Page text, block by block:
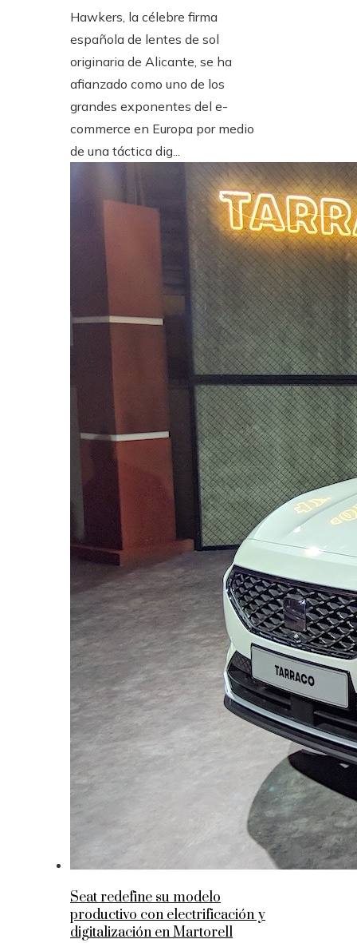
Hawkers, la célebre firma
española de lentes de sol
originaria de Alicante, se ha
afianzado como uno de los
grandes exponentes del e-
commerce en Europa por medio
de una táctica dig...
Seat redefine su modelo
productivo con electrificación y
digitalización en Martorell